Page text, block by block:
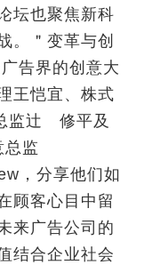
坛也聚焦新科
。＂变革与创
告界的创意大
王恺宜、株式
监辻 修平及
监
，分享他们如
顾客心目中留
来广告公司的
结合企业社会